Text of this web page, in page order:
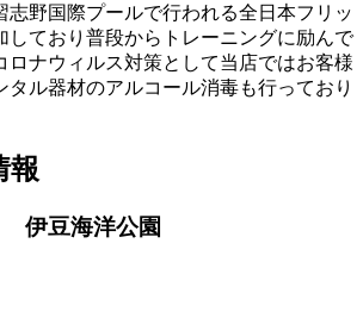
志野国際プールで行われる全日本フリッ
しており普段からトレーニングに励んで
ロナウィルス対策として当店ではお客様
タル器材のアルコール消毒も行っており
報
伊豆海洋公園